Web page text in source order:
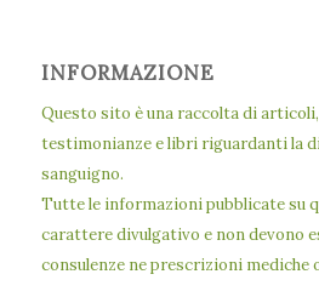
INFORMAZIONE
Questo sito è una raccolta di
testimonianze e libri riguardanti la
sanguigno.
Tutte le informazioni pubblicate su
carattere divulgativo e non devono
consulenze ne prescrizioni mediche